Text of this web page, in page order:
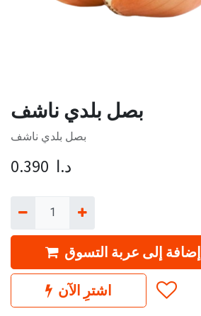
بصل بلدي ناشف
بصل بلدي ناشف
0.390 د.ا
إضافة إلى عربة التسوق
اشترِ الآن